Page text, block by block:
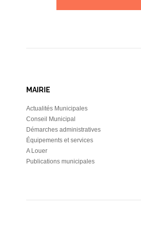
MAIRIE
Actualités Municipales
Conseil Municipal
Démarches administratives
Équipements et services
A Louer
Publications municipales